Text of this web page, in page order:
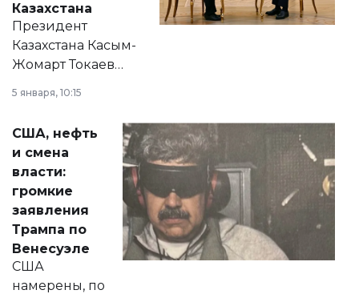
Казахстана
Президент
Казахстана Касым-
Жомарт Токаев
сразу несколько
актуальных тем —
от слухов о
политических
реформах до
вопросов армии,
экономики и
личного здоровья.
5 января, 10:15
США, нефть
и смена
власти:
громкие
заявления
Трампа по
Венесуэле
США
намерены, по